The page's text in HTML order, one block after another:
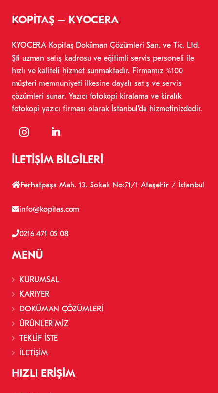
KOPİTAŞ – KYOCERA
KYOCERA Kopitaş Doküman Çözümleri San. ve Tic. Ltd.
Şti uzman satış kadrosu ve eğitimli servis personeli ile
hızlı ve kaliteli hizmet sunmaktadır. Firmamız %100
müşteri memnuniyeti ilkesine dayalı satış ve servis
çözümleri sunar. Yazıcı fotokopi kiralama ve kiralık
fotokopi yazıcı firması olarak İstanbul'da hizmetinizdedir.
İLETIŞIM BILGILERI
Ferhatpaşa Mah. 13. Sokak No:71/1 Ataşehir / İstanbul
info@kopitas.com
0216 471 05 08
MENÜ
KURUMSAL
KARİYER
DOKÜMAN ÇÖZÜMLERİ
ÜRÜNLERİMİZ
TEKLİF İSTE
İLETİŞİM
HIZLI ERIŞIM